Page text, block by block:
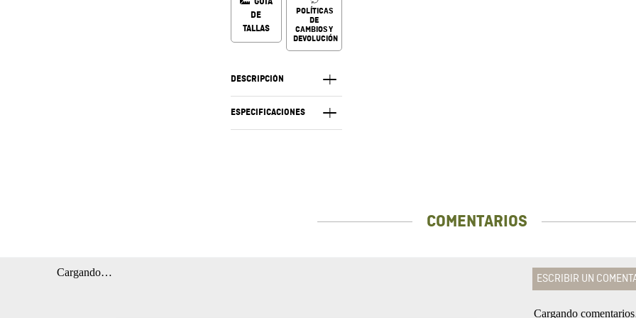
DE
TALLAS
POLÍTICAS
DE
CAMBIOS Y
DEVOLUCIÓN
DESCRIPCIÓN
ESPECIFICACIONES
COMENTARIOS
Cargando… ESCRIBIR UN
Cargando